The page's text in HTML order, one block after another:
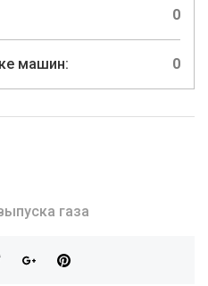
0
машин: 0
газа